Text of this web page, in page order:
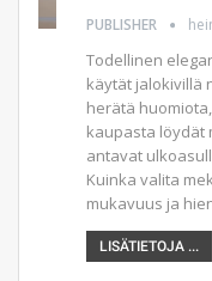
PUBLISHER
Todellinen
käytät jalokivillä
herätä
kaupasta löydät
antavat
Kuinka valita
mukavuus ja
LISÄTIETOJA ...